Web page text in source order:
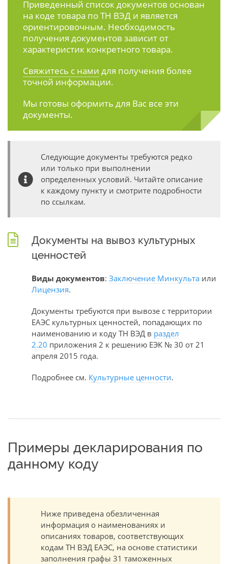
Приведенный список документов основан
на коде товара по ТН ВЭД и является
ориентировочным. Необходимость
получения документов зависит от
характеристик конкретного товара.
Свяжитесь с нами для получения более
точной информации.
Мы готовы оформить для Вас все эти
документы.
Следующие документы требуются редко
или только при выполнении
определенных условий. Читайте описание
к каждому пункту и смотрите подробности
по ссылкам.
Документы на вывоз культурных
ценностей
Виды документов: Заключение Минкульта или
Лицензия.
Документы требуются при вывозе с территории
ЕАЭС культурных ценностей, попадающих по
наименованию и коду ТН ВЭД в раздел
2.20 приложения 2 к решению ЕЭК № 30 от 21
апреля 2015 года.
Подробнее см. Культурные ценности.
Примеры декларирования по
данному коду
Ниже приведена обезличенная
информация о наименованиях и
описаниях товаров, соответствующих
кодам ТН ВЭД ЕАЭС, на основе статистики
заполнения графы 31 таможенных